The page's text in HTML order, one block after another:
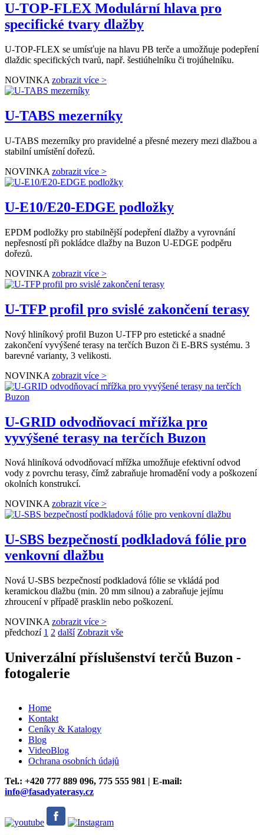
U-TOP-FLEX Modulární hlava pro
specifické tvary dlažby
U-TOP-FLEX se umísťuje na hlavu PB terče a umožňuje podepření
dlaždic specifických tvarů, např. šestiúhelníku či trojúhelníku.
NOVINKA zobrazit více >
U-TABS mezerníky
U-TABS mezerníky pro pravidelné a přesné mezery mezi dlažbou a
stabilní umístění dořezů.
NOVINKA zobrazit více >
U-E10/E20-EDGE podložky
EPDM podložky pro stabilnější podepření dlažby a vyrovnání
nepřesností při pokládce dlažby na Buzon U-EDGE podpěru
dořezů.
NOVINKA zobrazit více >
U-TFP profil pro svislé zakončení terasy
Nový hliníkový profil Buzon U-TFP pro estetické a snadné
zakončení vyvýšené terasy na terčích Buzon či E-BRS systému. 3
barevné varianty, 3 velikosti.
NOVINKA zobrazit více >
U-GRID odvodňovací mřížka pro
vyvýšené terasy na terčích Buzon
Nová hliníková odvodňovací mřížka umožňuje efektivní odvod
vody z povrchu terasy, čímž zabraňuje hromadění vody a poškození
okolních konstrukcí.
NOVINKA zobrazit více >
U-SBS bezpečností podkladová fólie pro
venkovní dlažbu
Nová U-SBS bezpečností podkladová fólie se vkládá pod
keramickou dlažbu (min. 20 mm silnou) a zabraňuje jejímu
zhroucení v případě prasklin nebo poškození.
NOVINKA zobrazit více >
předchozí 1 2 další Zobrazit vše
Univerzální příslušenství terčů Buzon -
fotogalerie
Home
Kontakt
Ceníky & Katalogy
Blog
VideoBlog
Ochrana osobních údajů
Tel.: +420 777 889 096, 775 555 981 | E-mail:
info@fasadyaterasy.cz